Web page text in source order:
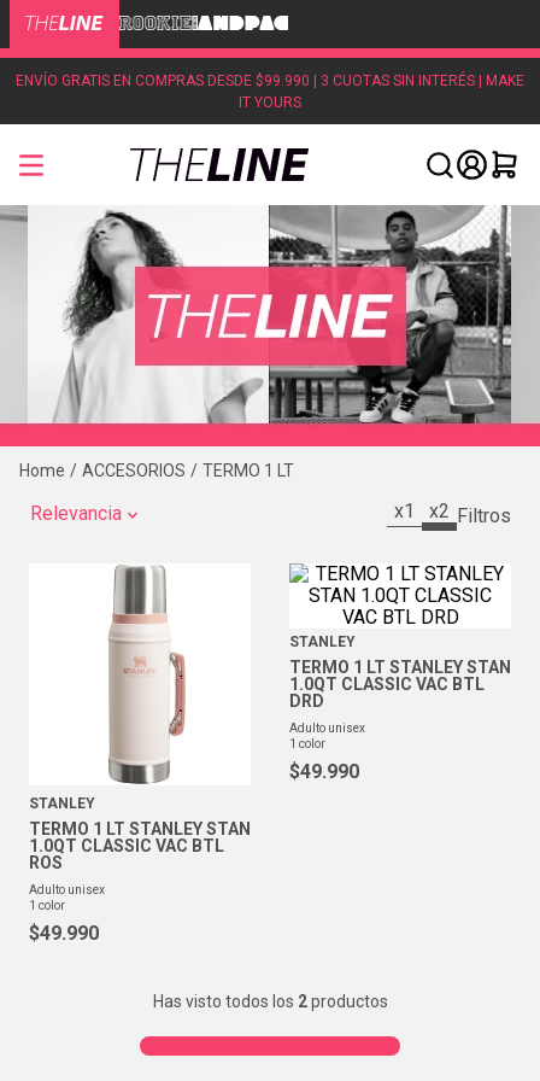
ENVÍO GRATIS EN COMPRAS DESDE $99.990 | 3 CUOTAS SIN INTERÉS | MAKE
IT YOURS
ACCESORIOS TERMO 1 LT
Relevancia x1 x2
STANLEY
TERMO 1 LT STANLEY STAN
1.0QT CLASSIC VAC BTL
ROS
adulto unisex
1 color
$49.990
STANLEY
TERMO 1 LT STANLEY STAN
1.0QT CLASSIC VAC BTL
DRD
adulto unisex
1 color
$49.990
Has visto todos los 2productos